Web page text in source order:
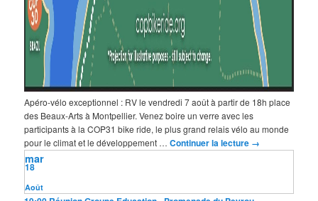
Apéro-vélo exceptionnel : RV le vendredi 7 août à partir de 18h place
des Beaux-Arts à Montpellier. Venez boire un verre avec les
participants à la COP31 bike ride, le plus grand relais vélo au monde
pour le climat et le développement …Continuer la lecture →
Août
18
mar